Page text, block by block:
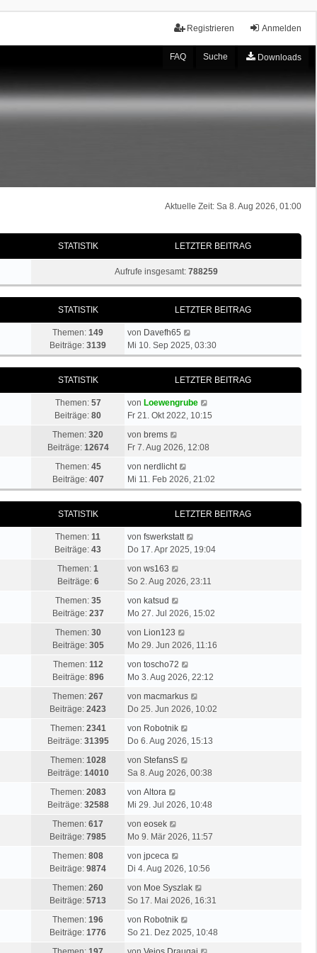
Anmelden
Registrieren
FAQ Suche Downloads
Aktuelle Zeit: Sa 8. Aug 2026, 01:00
STATISTIK LETZTER BEITRAG
Aufrufe insgesamt: 788259
STATISTIK LETZTER BEITRAG
Themen: 149
Beiträge: 3139
von Davefh65
e
u
e
s
t
e
r
e
r
g
Mi 10. Sep 2025, 03:30
STATISTIK LETZTER BEITRAG
Themen: 57
Beiträge: 80
von Loewengrube
e
s
e
r
B
e
i
r
g
Fr 21. Okt 2022, 10:15
Themen: 320
Beiträge: 12674
von brems
e
e
s
e
B
e
t
r
a
g
Fr 7. Aug 2026, 12:08
Themen: 45
Beiträge: 407
von nerdlicht
e
u
e
s
t
e
r
e
r
g
Mi 11. Feb 2026, 21:02
STATISTIK LETZTER BEITRAG
Themen: 11
Beiträge: 43
von fswerkstatt
e
s
e
e
t
a
g
Do 17. Apr 2025, 19:04
Themen: 1
Beiträge: 6
von ws163
e
s
t
e
B
e
i
t
a
g
So 2. Aug 2026, 23:11
Themen: 35
Beiträge: 237
von katsud
e
e
s
e
B
e
i
t
a
g
Mo 27. Jul 2026, 15:02
Themen: 30
Beiträge: 305
von Lion123
e
e
s
t
e
B
e
i
g
Mo 29. Jun 2026, 11:16
Themen: 112
Beiträge: 896
von toscho72
e
e
s
e
e
t
g
Mo 3. Aug 2026, 22:12
Themen: 267
Beiträge: 2423
von macmarkus
e
s
e
e
t
g
Do 25. Jun 2026, 10:02
Themen: 2341
Beiträge: 31395
von Robotnik
e
s
e
e
t
a
g
Do 6. Aug 2026, 15:13
Themen: 1028
Beiträge: 14010
von StefansS
e
s
e
e
i
t
g
Sa 8. Aug 2026, 00:38
Themen: 2083
Beiträge: 32588
von Altora
e
s
t
e
B
e
i
t
Mi 29. Jul 2026, 10:48
Themen: 617
Beiträge: 7985
von eosek
e
e
s
t
e
B
e
i
Mo 9. Mär 2026, 11:57
Themen: 808
Beiträge: 9874
von jpceca
e
e
s
t
e
Di 4. Aug 2026, 10:56
Themen: 260
Beiträge: 5713
von Moe Syszlak
e
s
t
So 17. Mai 2026, 16:31
Themen: 196
Beiträge: 1776
von Robotnik
e
So 21. Dez 2025, 10:48